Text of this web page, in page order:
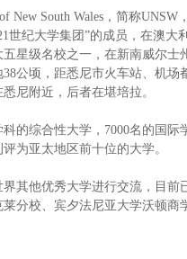
New South Wales，简称
世纪大学集团”的成员，在澳
星级名校之一，在新南威尔
公顷，距悉尼市火车站、机
尼附近，后者在堪培拉。
的综合性大学，7000名的国
为亚太地区前十位的大学。
其他优秀大学进行交流，目
分校、宾夕法尼亚大学沃顿